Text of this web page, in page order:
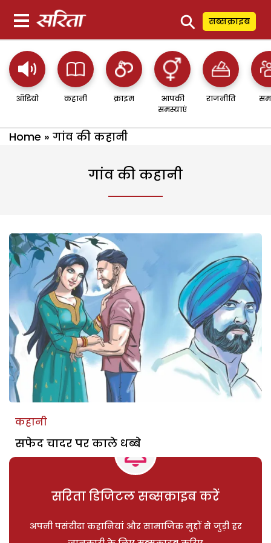
⚲ सब्सक्राइब
ऑडियो कहानी क्राइम
आपकी
समस्याएं
राजनीति
Home » गांव की कहानी
गांव की कहानी
कहानी
सफेद चादर पर काले धब्बे
सरिता डिजिटल सब्सक्राइब करें
अपनी पसंदीदा कहानियां और सामाजिक मुद्दों से जुड़ी हर